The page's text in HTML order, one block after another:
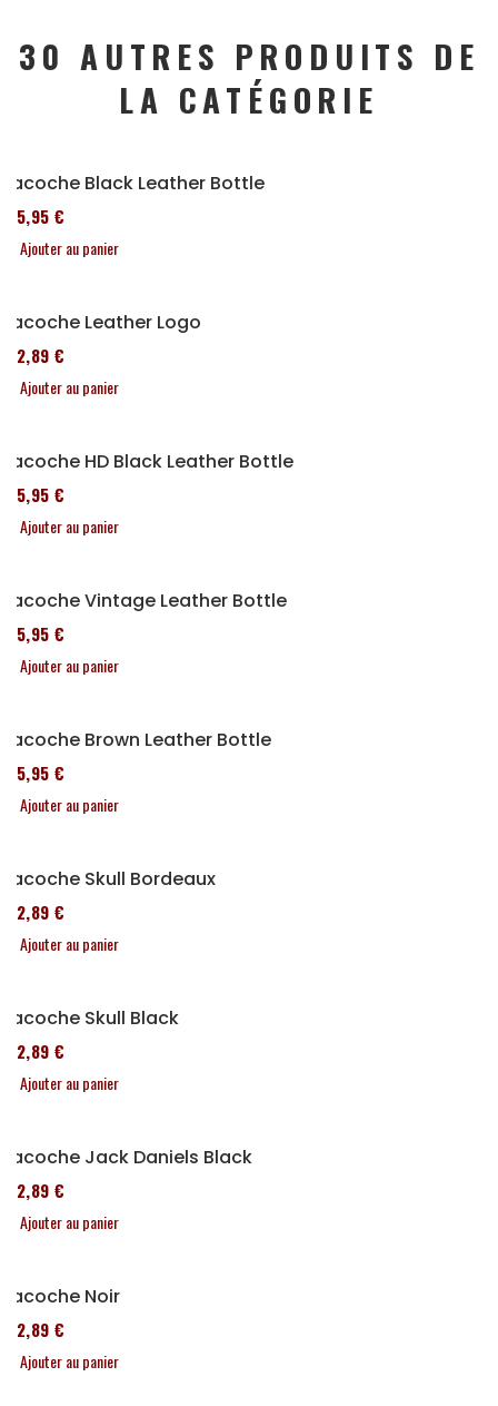
30 AUTRES PRODUITS DE
LA CATÉGORIE
Sacoche Black Leather Bottle
185,95 €
Ajouter au panier
Sacoche Leather Logo
152,89 €
Ajouter au panier
Sacoche HD Black Leather Bottle
185,95 €
Ajouter au panier
Sacoche Vintage Leather Bottle
185,95 €
Ajouter au panier
Sacoche Brown Leather Bottle
185,95 €
Ajouter au panier
Sacoche Skull Bordeaux
152,89 €
Ajouter au panier
Sacoche Skull Black
152,89 €
Ajouter au panier
Sacoche Jack Daniels Black
152,89 €
Ajouter au panier
Sacoche Noir
152,89 €
Ajouter au panier